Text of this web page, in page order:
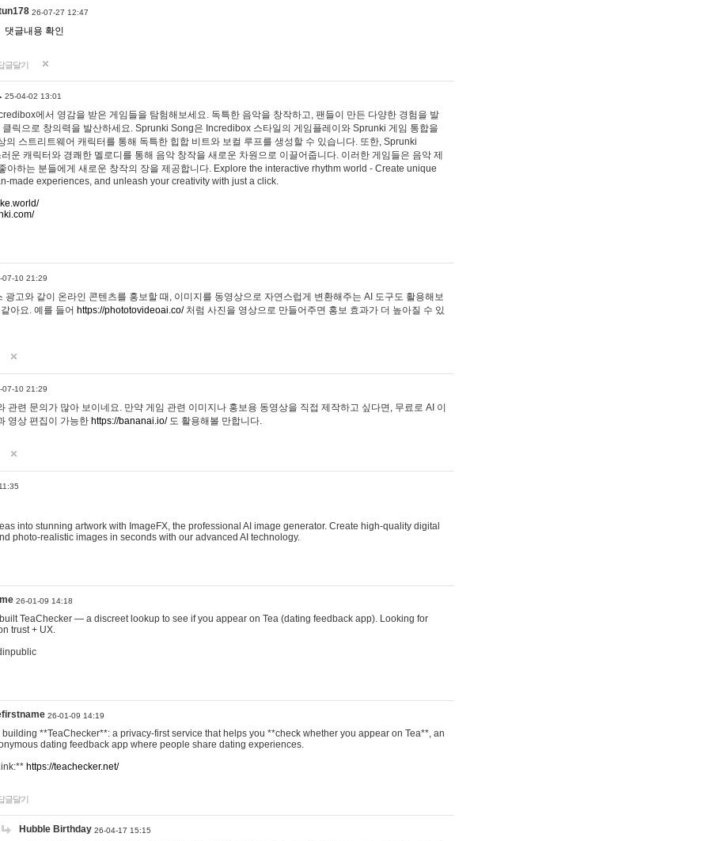
26-07-27 12:47
댓글내용 확인
글달기
25-04-02 13:01
에서 영감을 받은 게임들을 탐험해보세요. 독특한 음악을 창작하고, 팬들이 만든 다양한 경험을 발
클릭으로 창의력을 발산하세요. Sprunki Song은 Incredibox 스타일의 게임플레이와 Sprunki 게임 통합을
의 스트리트웨어 캐릭터를 통해 독특한 힙합 비트와 보컬 루프를 생성할 수 있습니다. 또한, Sprunki
운 캐릭터와 경쾌한 멜로디를 통해 음악 창작을 새로운 차원으로 이끌어줍니다. 이러한 게임들은 음악 제
아하는 분들에게 새로운 창작의 장을 제공합니다. Explore the interactive rhythm world - Create unique
made experiences, and unleash your creativity with just a click.
07-10 21:29
광고와 같이 온라인 콘텐츠를 홍보할 때, 이미지를 동영상으로 자연스럽게 변환해주는 AI 도구도 활용해보
아요. 예를 들어 https://phototovideoai.co/처럼 사진을 영상으로 만들어주면 홍보 효과가 더 높아질 수 있
07-10 21:29
관련 문의가 많아 보이네요. 만약 게임 관련 이미지나 홍보용 동영상을 직접 제작하고 싶다면, 무료로 AI 이
영상 편집이 가능한 https://bananai.io/도 활용해볼 만합니다.
into stunning artwork with ImageFX, the professional AI image generator. Create high-quality digital
photo-realistic images in seconds with our advanced AI technology.
26-01-09 14:18
TeaChecker — a discreet lookup to see if you appear on Tea (dating feedback app). Looking for
trust + UX.
26-01-09 14:19
building **TeaChecker**: a privacy-first service that helps you **check whether you appear on Tea**, an
dating feedback app where people share dating experiences.
https://teachecker.net/
글달기
Hubble Birthday 26-04-17 15:15